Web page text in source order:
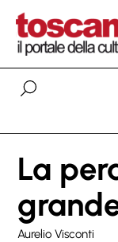
La
Aurelio Visconti